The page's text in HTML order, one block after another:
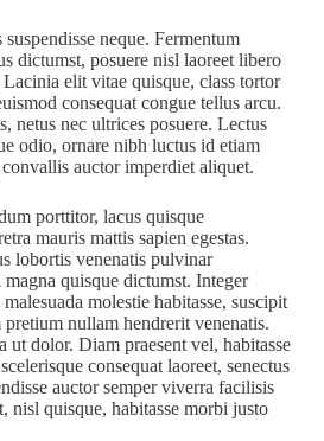
neque. Fermentum
dictumst, posuere nisl laoreet libero
elit vitae quisque, class tortor
consequat congue tellus arcu.
netus nec ultrices posuere. Lectus
odio, ornare nibh luctus id etiam
auctor imperdiet aliquet.
porttitor, lacus quisque
mauris mattis sapien egestas.
lobortis venenatis pulvinar
quisque dictumst. Integer
molestie habitasse, suscipit
pretium nullam hendrerit venenatis.
ut dolor. Diam praesent vel, habitasse
consequat laoreet, senectus
auctor semper viverra facilisis
nisl quisque, habitasse morbi justo